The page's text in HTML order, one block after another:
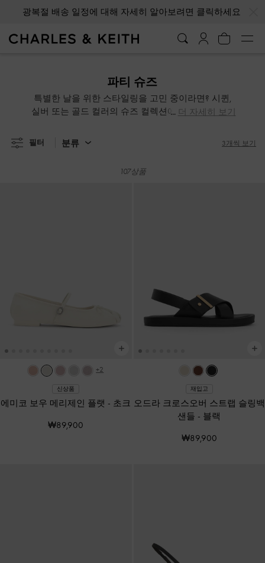
광복절 배송 일정에 대해 자세히 알아보려면 클릭하세요
광복절 배송 일정에 대해 자세히 알아보려면 클릭하세요
파티 슈즈
특별한 날을 위한 스타일링을 고민 중이라면? 시퀸,
실버 또는 골드 컬러의 슈즈 컬렉션에 눈길을 돌려보
플랫폼 샌들까지! 특별한 날을 더욱 빛내기 위한 화려
한 텍스처와 컬러의 파티 슈즈를 지금 바로 만나보세
더 자세히 보기
필터 분류 3개씩 보기
107상품
+2
신상품
에미코 보우 메리제인 플랫 - 초크
₩89,900
재입고
오드라 크로스오버 스트랩 슬링백
샌들 - 블랙
₩89,900